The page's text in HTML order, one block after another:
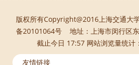
版权所有Copyright@2016上海交通大
备20101064号 地址：上海市闵行区
截止今日 17:57 网站浏览量统计
友情链接